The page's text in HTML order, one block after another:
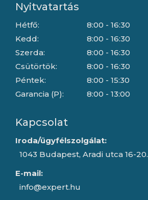
Nyitvatartás
Hétfő:
Kedd:
Szerda:
Csütörtök:
Péntek:
Garancia (P):
8:00 - 16:30
8:00 - 16:30
8:00 - 16:30
8:00 - 16:30
8:00 - 15:30
8:00 - 13:00
Kapcsolat
Iroda/ügyfélszolgálat:
1043 Budapest, Aradi utca 16-20.
E-mail:
info@expert.hu